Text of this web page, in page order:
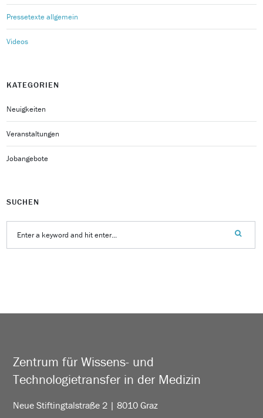
Pressetexte allgemein
Videos
KATEGORIEN
Neuigkeiten
Veranstaltungen
Jobangebote
SUCHEN
Zentrum für Wissens- und
Technologietransfer in der Medizin
Neue Stiftingtalstraße 2 | 8010 Graz